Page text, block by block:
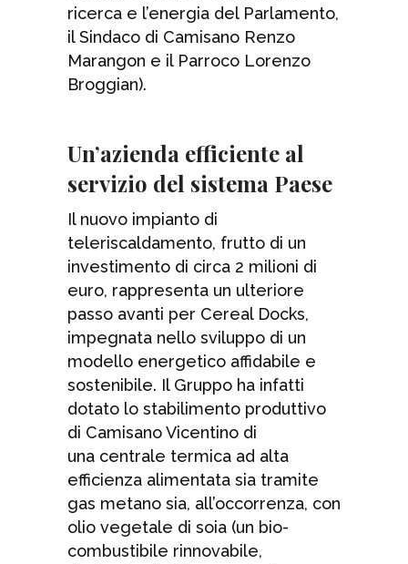
ricerca e l’energia del Parlamento,
il Sindaco di Camisano Renzo
Marangon e il Parroco Lorenzo
Broggian).
Un’azienda efficiente al
servizio del sistema Paese
Il nuovo impianto di
teleriscaldamento, frutto di un
investimento di circa 2 milioni di
euro, rappresenta un ulteriore
passo avanti per Cereal Docks,
impegnata nello sviluppo di un
modello energetico affidabile e
sostenibile. Il Gruppo ha infatti
dotato lo stabilimento produttivo
di Camisano Vicentino di
una centrale termica ad alta
efficienza alimentata sia tramite
gas metano sia, all’occorrenza, con
olio vegetale di soia (un bio-
combustibile rinnovabile,